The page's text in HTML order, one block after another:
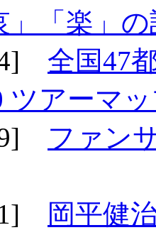
」「楽」
全国47
ツアーマ
ファン
岡平健